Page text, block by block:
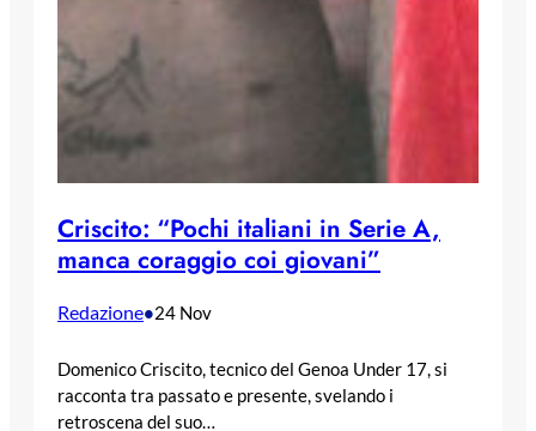
Criscito: “Pochi italiani in Serie A,
manca coraggio coi giovani”
Redazione•24 Nov
Domenico Criscito, tecnico del Genoa Under 17, si
racconta tra passato e presente, svelando i
retroscena del suo…